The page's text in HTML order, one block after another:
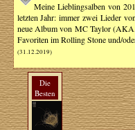
Meine Lieblingsalben von
letzten Jahr: immer zwei Lieder
neue Album von MC Taylor (AKA.
Favoriten im Rolling Stone und/
(31.12.2019)
Die
Besten